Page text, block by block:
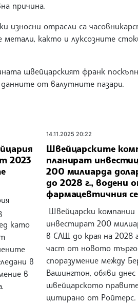
причина.
износни отрасли са
метали, както и луксозните
швейцарският франк
от валутните пазари.
2023
като
в
в
14.11.2025 20:22
Швейцарските
планират
200 милиарда
до 2028 г., водени
фармацевтичния
Швейцарски
инвестират 200
в САЩ до края на 2028
част от новото
споразумение между
Вашингтон, обяви днес
швейцарското
цитирано от Ройтерс.